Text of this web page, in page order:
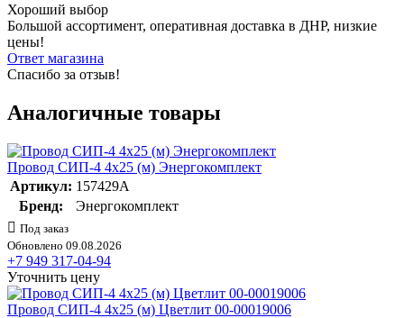
Хороший выбор
Большой ассортимент, оперативная доставка в ДНР, низкие
цены!
Ответ магазина
Спасибо за отзыв!
Аналогичные товары
Провод СИП-4 4х25 (м) Энергокомплект
Артикул: 157429А
Бренд:
Энергокомплект
Под заказ
Обновлено 09.08.2026
+7 949 317-04-94
Уточнить цену
Провод СИП-4 4х25 (м) Цветлит 00-00019006